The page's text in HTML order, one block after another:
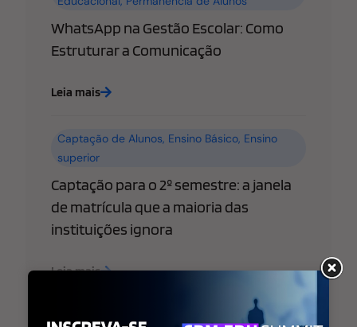
WhatsApp na Gestão Escolar: Como
Estruturar a Comunicação
Leia mais
Captação de Alunos, Ensino Básico, Ensino
superior
Captação para o 2º semestre: a janela
de matrícula que a maioria das
instituições ignora
Leia mais
Estratégia de